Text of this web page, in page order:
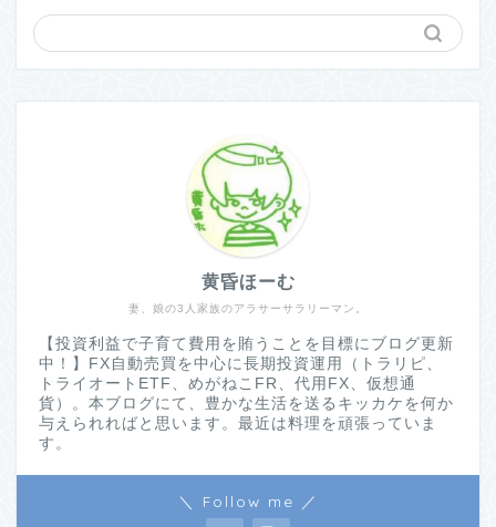
妻、娘の3人家族のアラサーサラリーマン。
黄昏ほーむ
【投資利益で子育て費用を賄うことを目標にブログ更新
中！】FX自動売買を中心に長期投資運用（トラリピ、
トライオートETF、めがねこFR、代用FX、仮想通
貨）。本ブログにて、豊かな生活を送るキッカケを何か
与えられればと思います。最近は料理を頑張っていま
す。
＼ Follow me ／